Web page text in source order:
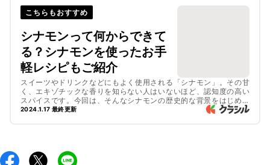
こちらもおすすめ
シナモンって何からできて
る？シナモンを使ったお手
軽レシピもご紹介
スイーツやドリンクなどにもよく使用される「シナモン」。その甘
く、エキゾチックな香りを知らない人はいないほど、認知度の高い
スパイスです。今回は、そんなシナモンの歴史的な背景をはじめ、
好きな方にはたまらないシナモンを使ったスイーツやドリンク、料
2024.1.17 最終更新